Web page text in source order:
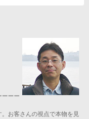
ーーー
お客さんの視点で本物を見